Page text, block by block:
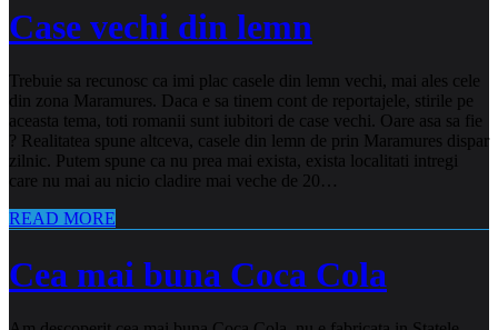
Case vechi din lemn
Trebuie sa recunosc ca imi plac casele din lemn vechi, mai ales cele
din zona Maramures. Daca e sa tinem cont de reportajele, stirile pe
aceasta tema, toti romanii sunt iubitori de case vechi. Oare asa sa fie
? Realitatea spune altceva, casele din lemn de prin Maramures dispar
zilnic. Putem spune ca nu prea mai exista, exista localitati intregi
care nu mai au nicio cladire mai veche de 20…
READ MORE
Cea mai buna Coca Cola